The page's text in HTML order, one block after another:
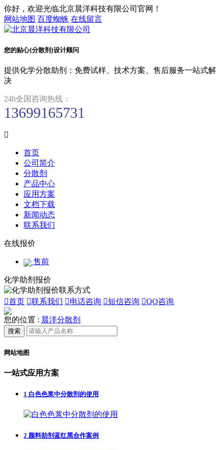
你好，欢迎光临北京晨洋科技有限公司官网！
网站地图 百度蜘蛛 在线留言
您的贴心{分散剂}设计顾问
提供化学分散助剂：免费试样、技术方案、售后服务一站式解
决
24h全国咨询热线：
13699165731

首页
公司简介
分散剂
产品中心
应用方案
文档下载
新闻动态
联系我们
在线报价
售前
化学助剂报价
首页 联系我们 电话咨询 短信咨询 QQ咨询
您的位置 : 晨洋分散剂
搜索
网站地图
一站式应用方案
1 白色色浆中分散剂的使用
2 颜料助剂蓝红黑合作案例